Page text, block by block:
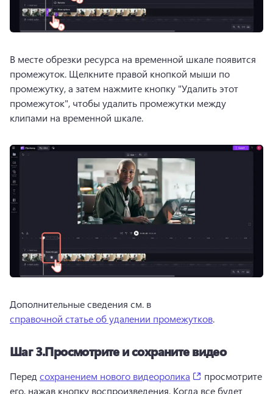
В месте обрезки ресурса на временной шкале появится
промежуток. Щелкните правой кнопкой мыши по
промежутку, а затем нажмите кнопку "Удалить этот
промежуток", чтобы удалить промежутки между
клипами на временной шкале.
Дополнительные сведения см. в
справочной статье об удалении промежутков.
Шаг 3.Просмотрите и сохраните видео
Перед сохранением нового видеоролика (opens in a new
просмотрите
его, нажав кнопку воспроизведения. Когда все будет